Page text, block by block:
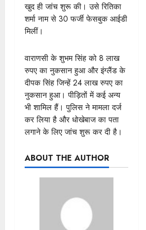
खुद ही जांच शुरू की। उसे रितिका
शर्मा नाम से 30 फर्जी फेसबुक आईडी
मिलीं।
वाराणसी के शुभम सिंह को 8 लाख
रुपए का नुकसान हुआ और इंग्लैंड के
दीपक सिंह जिन्हें 24 लाख रुपए का
नुकसान हुआ। पीड़ितों में कई अन्य
भी शामिल हैं। पुलिस ने मामला दर्ज
कर लिया है और धोखेबाज का पता
लगाने के लिए जांच शुरू कर दी है।
ABOUT THE AUTHOR